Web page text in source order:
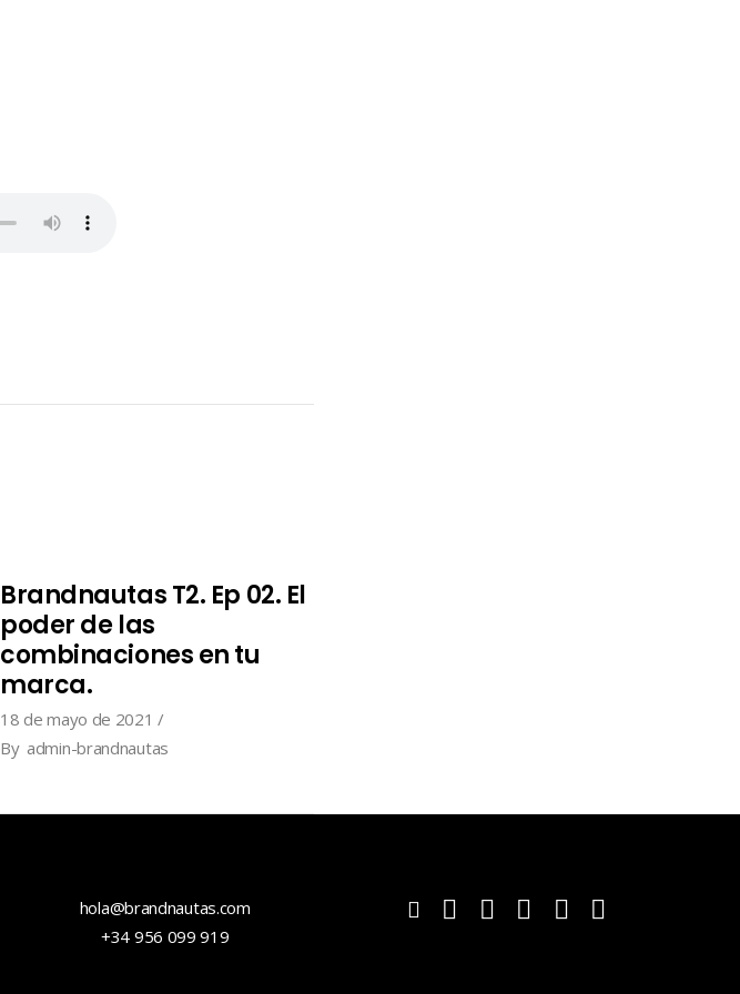
Brandnautas T2. Ep 02. El
poder de las
combinaciones en tu
marca.
18 de mayo de 2021
By admin-brandnautas
hola@brandnautas.com
+34 956 099 919